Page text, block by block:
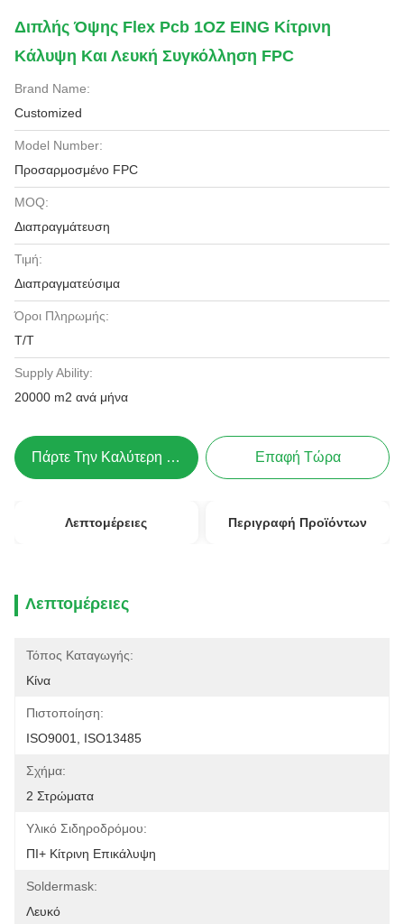
Διπλής Όψης Flex Pcb 1OZ EING Κίτρινη
Κάλυψη Και Λευκή Συγκόλληση FPC
Brand Name:
Customized
Model Number:
Προσαρμοσμένο FPC
MOQ:
Διαπραγμάτευση
Τιμή:
Διαπραγματεύσιμα
Όροι Πληρωμής:
Τ/Τ
Supply Ability:
20000 m2 ανά μήνα
Πάρτε Την Καλύτερη Τιμή Επαφή Τώρα
Λεπτομέρειες Περιγραφή Προϊόντων
Λεπτομέρειες
Τόπος Καταγωγής:
Κίνα
Πιστοποίηση:
ISO9001, ISO13485
Σχήμα:
2 Στρώματα
Υλικό Σιδηροδρόμου:
ΠΙ+ Κίτρινη Επικάλυψη
Soldermask:
Λευκό